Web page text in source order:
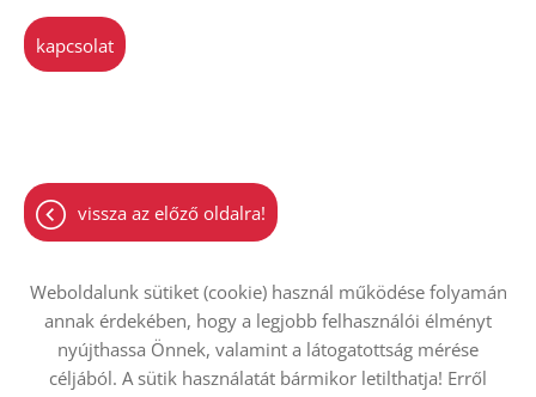
kapcsolat
vissza az előző oldalra!
Oldal információk Adatkezelési tájékoztató ÁSZF
Weboldalunk sütiket (cookie) használ működése folyamán
annak érdekében, hogy a legjobb felhasználói élményt
nyújthassa Önnek, valamint a látogatottság mérése
céljából. A sütik használatát bármikor letilthatja! Erről